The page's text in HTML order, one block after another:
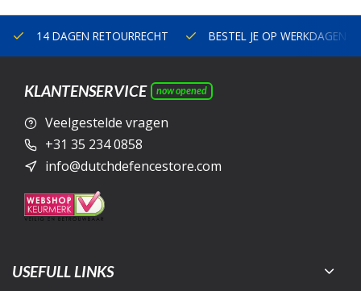
14 DAGEN RETOURRECHT BESTEL JE OP WERKDAGEN
KLANTENSERVICE now opened
Veelgestelde vragen
+31 35 234 0858
info@dutchdefencestore.com
USEFULL LINKS